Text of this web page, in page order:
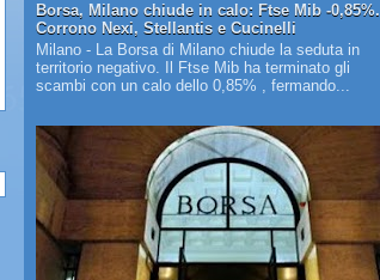
Borsa, Milano chiude in calo: Ftse Mib -0,85%.
Corrono Nexi, Stellantis e Cucinelli
Milano - La Borsa di Milano chiude la seduta in
territorio negativo. Il Ftse Mib ha terminato gli
scambi con un calo dello 0,85% , fermando...